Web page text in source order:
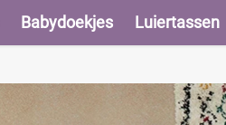
Babydoekjes Luiertassen